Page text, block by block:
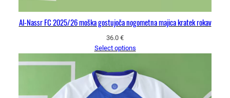
Al-Nassr FC 2025/26 moška gostujoča nogometna majica kratek rokav
36.0 €
Select options